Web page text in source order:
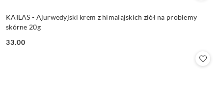
KAILAS - Ajurwedyjski krem z himalajskich ziół na problemy
skórne 20g
Cena:
33.00